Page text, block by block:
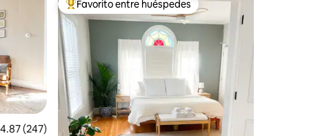
promedio: 4.87 de 5, 247 reseñas
4.87 (247)
Favorito entre huéspedes preferido
Favorito entre huéspedes